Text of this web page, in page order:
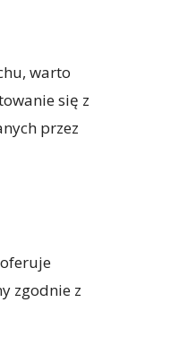
warto
się z
przez
zgodnie z